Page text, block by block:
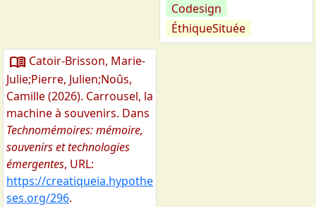
Codesign
ÉthiqueSituée
menu_book Catoir-Brisson, Marie-
Julie;Pierre, Julien;Noûs,
Camille(2026). Carrousel, la
machine à souvenirs. Dans
Technomémoires: mémoire,
souvenirs et technologies
émergentes, URL:
https://creatiqueia.hypothe
ses.org/296.